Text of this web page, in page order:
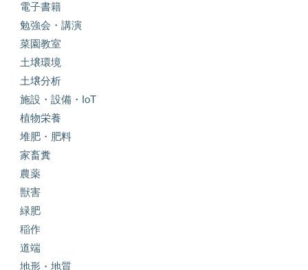
電子書籍
勉強会・講演
菜園教室
土壌環境
土壌分析
施設・設備・IoT
植物栄養
堆肥・肥料
家畜糞
農薬
獣害
緑肥
稲作
道端
地形・地質